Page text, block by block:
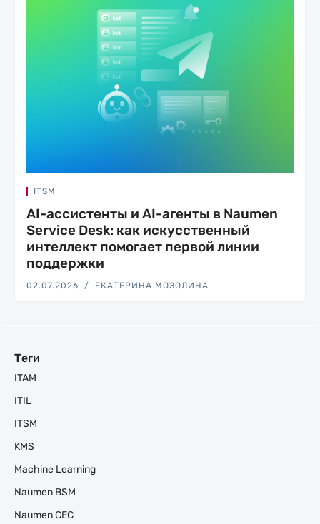
ITSM
AI-ассистенты и AI-агенты в Naumen
Service Desk: как искусственный
интеллект помогает первой линии
поддержки
02.07.2026 ЕКАТЕРИНА МОЗОЛИНА
Теги
ITAM
ITIL
ITSM
KMS
Machine Learning
Naumen BSM
Naumen CEC